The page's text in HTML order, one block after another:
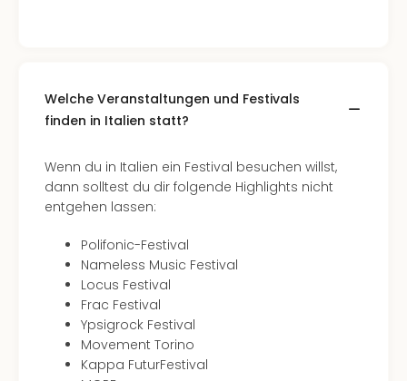
Welche Veranstaltungen und Festivals
finden in Italien statt?
Wenn du in Italien ein Festival besuchen willst,
dann solltest du dir folgende Highlights nicht
entgehen lassen:
Polifonic-Festival
Nameless Music Festival
Locus Festival
Frac Festival
Ypsigrock Festival
Movement Torino
Kappa FuturFestival